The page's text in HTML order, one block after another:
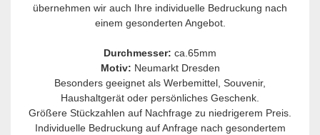
übernehmen wir auch Ihre individuelle Bedruckung nach
einem gesonderten Angebot.
Durchmesser: ca.65mm
Motiv: Neumarkt Dresden
Besonders geeignet als Werbemittel, Souvenir,
Haushaltgerät oder persönliches Geschenk.
Größere Stückzahlen auf Nachfrage zu niedrigerem Preis.
Individuelle Bedruckung auf Anfrage nach gesondertem